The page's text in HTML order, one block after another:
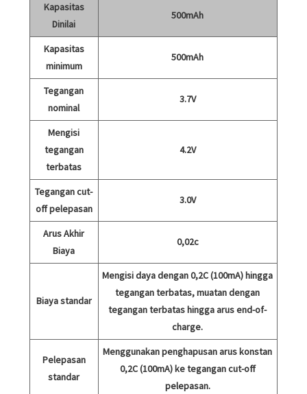
Kapasitas
Dinilai
500mAh
Kapasitas
minimum
500mAh
Tegangan
nominal
3.7V
Mengisi
tegangan
terbatas
4.2V
Tegangan cut-
off pelepasan
3.0V
Arus Akhir
Biaya
0,02c
Biaya standar
Mengisi daya dengan 0,2C (100mA) hingga
tegangan terbatas, muatan dengan
tegangan terbatas hingga arus end-of-
charge.
Pelepasan
standar
Menggunakan penghapusan arus konstan
0,2C (100mA) ke tegangan cut-off
pelepasan.